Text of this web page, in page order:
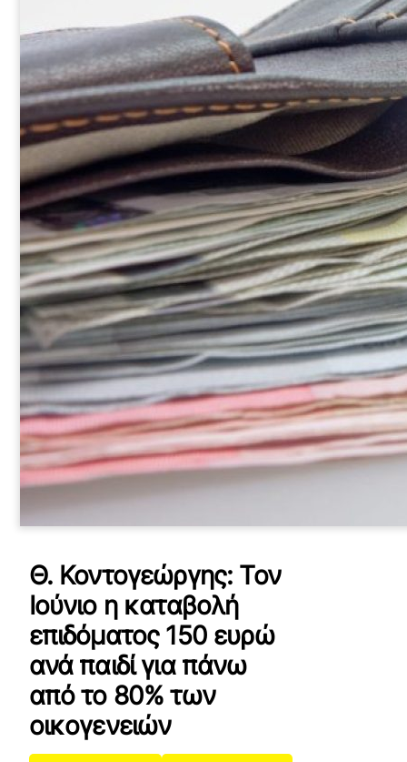
Θ. Κοντογεώργης: Τον
Ιούνιο η καταβολή
επιδόματος 150 ευρώ
ανά παιδί για πάνω
από το 80% των
οικογενειών